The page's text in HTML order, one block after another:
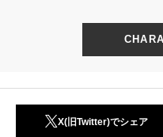
X(旧Twitter)でシェア